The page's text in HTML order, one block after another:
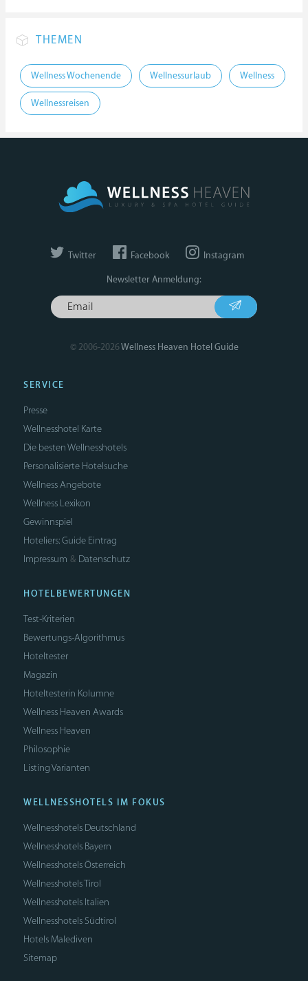
THEMEN
Wellness Wochenende Wellnessurlaub Wellness
Wellnessreisen
Twitter Facebook Instagram
Newsletter Anmeldung:
© 2006-2026Wellness Heaven Hotel Guide
SERVICE
Presse
Wellnesshotel Karte
Die besten Wellnesshotels
Personalisierte Hotelsuche
Wellness Angebote
Wellness Lexikon
Gewinnspiel
Hoteliers: Guide Eintrag
Impressum & Datenschutz
HOTELBEWERTUNGEN
Test-Kriterien
Bewertungs-Algorithmus
Hoteltester
Magazin
Hoteltesterin Kolumne
Wellness Heaven Awards
Wellness Heaven
Philosophie
Listing Varianten
WELLNESSHOTELS IM FOKUS
Wellnesshotels Deutschland
Wellnesshotels Bayern
Wellnesshotels Österreich
Wellnesshotels Tirol
Wellnesshotels Italien
Wellnesshotels Südtirol
Hotels Malediven
Sitemap